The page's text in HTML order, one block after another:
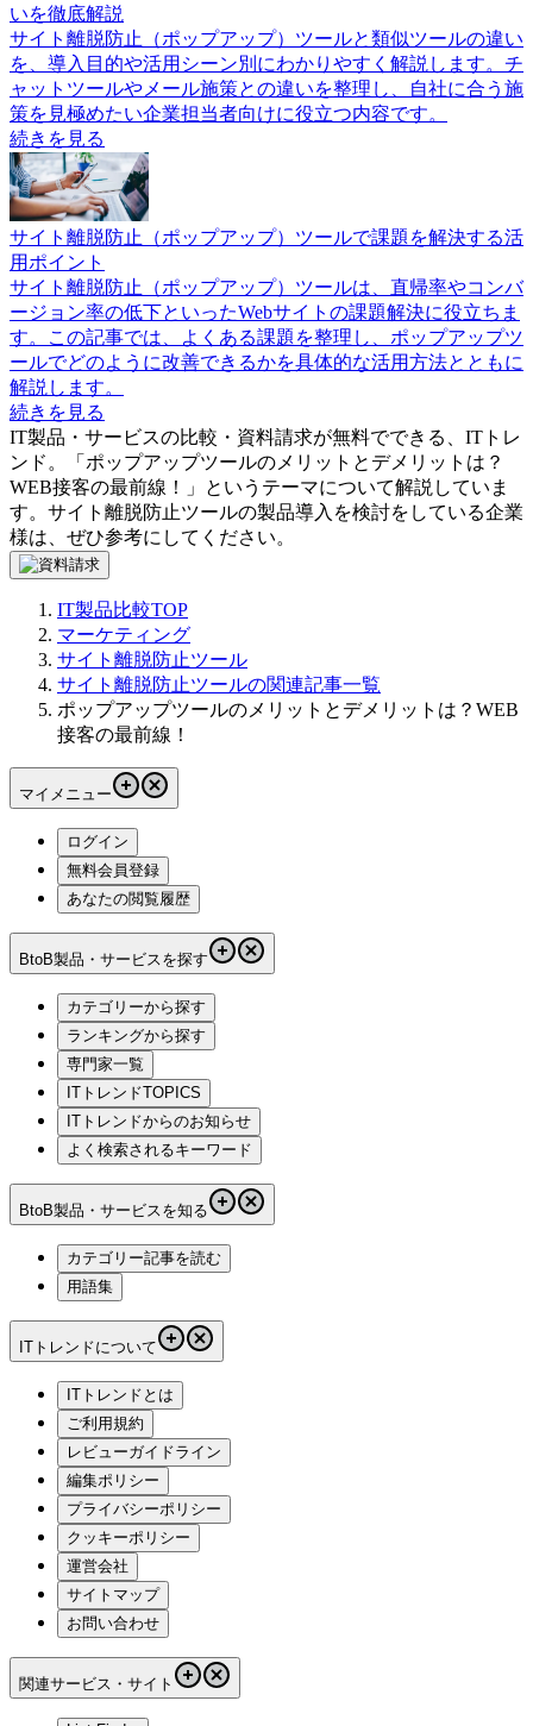
いを徹底解説
サイト離脱防止（ポップアップ）ツールと類似ツールの違い
を、導入目的や活用シーン別にわかりやすく解説します。チ
ャットツールやメール施策との違いを整理し、自社に合う施
策を見極めたい企業担当者向けに役立つ内容です。
続きを見る
サイト離脱防止（ポップアップ）ツールで課題を解決する活
用ポイント
サイト離脱防止（ポップアップ）ツールは、直帰率やコンバ
ージョン率の低下といったWebサイトの課題解決に役立ちま
す。この記事では、よくある課題を整理し、ポップアップツ
ールでどのように改善できるかを具体的な活用方法とともに
解説します。
続きを見る
IT製品・サービスの比較・資料請求が無料でできる、ITトレ
ンド。「 ポップアップツールのメリットとデメリットは？
WEB接客の最前線！
」というテーマについて解説していま
す。 サイト離脱防止ツールの製品導入を検討をしている企業
様は、ぜひ参考にしてください。
IT製品比較TOP
マーケティング
サイト離脱防止ツール
サイト離脱防止ツールの関連記事一覧
ポップアップツールのメリットとデメリットは？WEB
接客の最前線！
マイメニュー
ログイン
無料会員登録
あなたの閲覧履歴
BtoB製品・サービスを探す
カテゴリーから探す
ランキングから探す
専門家一覧
ITトレンドTOPICS
ITトレンドからのお知らせ
よく検索されるキーワード
BtoB製品・サービスを知る
カテゴリー記事を読む
用語集
ITトレンドについて
ITトレンドとは
ご利用規約
レビューガイドライン
編集ポリシー
プライバシーポリシー
クッキーポリシー
運営会社
サイトマップ
お問い合わせ
関連サービス・サイト